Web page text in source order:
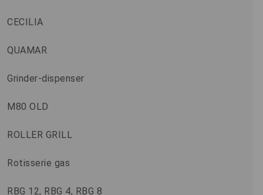
CECILIA
QUAMAR
Grinder-dispenser
M80 OLD
ROLLER GRILL
Rotisserie gas
RBG 12, RBG 4, RBG 8